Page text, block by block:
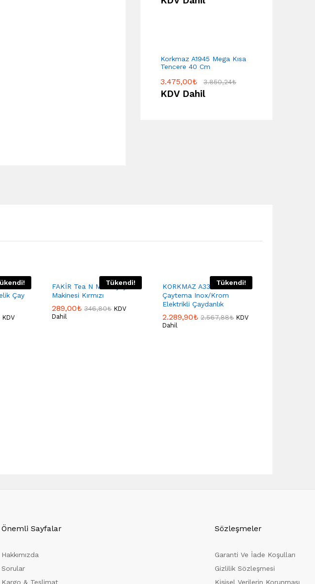
Korkmaz A1945 Mega Kısa
Tencere 40 Cm
3.475,00₺ 3.850,24₺
KDV Dahil
Çay
KDV
Tükendi!
FAKİR Tea N More Çay
Makinesi Kırmızı
289,00₺ 346,80₺ KDV
Dahil
Tükendi!
KORKMAZ A331 Korkmaz
Çaytema Inox/Krom
Elektrikli Çaydanlık
2.289,90₺ 2.567,88₺ KDV
Dahil
Önemli Sayfalar
Hakkımızda
Sorular
Kargo & Teslimat
Sözleşmeler
Garanti Ve İade Koşulları
Gizlilik Sözleşmesi
Kişisel Verilerin Korunması